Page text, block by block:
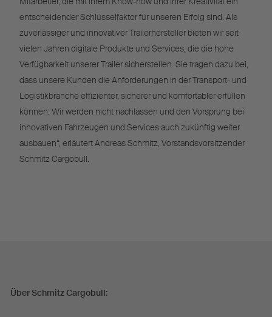
entscheidender Schlüsselfaktor für unseren Erfolg sind. Als
zuverlässiger und innovativer Trailerhersteller bieten wir seit
vielen Jahren digitale Produkte und Services, die die hohe
Verfügbarkeit unserer Trailer sicherstellen. Sie tragen dazu bei,
dass unsere Kunden die Anforderungen in der Transport- und
Logistikbranche effizienter, sicherer und komfortabler erfüllen
können. Wir werden nicht nachlassen und den Vorsprung bei
innovativen Fahrzeugen und Services auch zukünftig weiter
ausbauen“, erläutert Andreas Schmitz, Vorstandsvorsitzender
Schmitz Cargobull.
Über Schmitz Cargobull: